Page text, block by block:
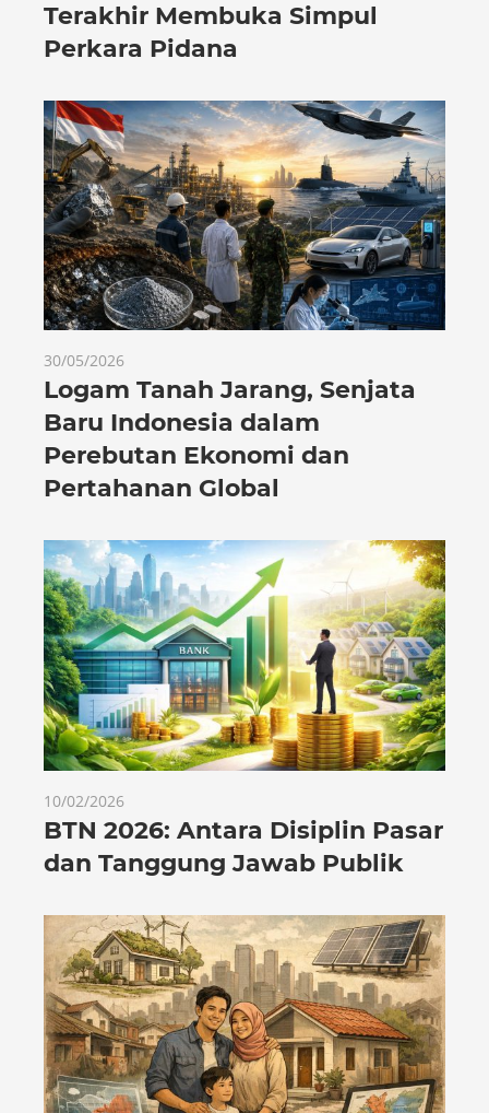
Terakhir Membuka Simpul
Perkara Pidana
30/05/2026
Logam Tanah Jarang, Senjata
Baru Indonesia dalam
Perebutan Ekonomi dan
Pertahanan Global
10/02/2026
BTN 2026: Antara Disiplin Pasar
dan Tanggung Jawab Publik